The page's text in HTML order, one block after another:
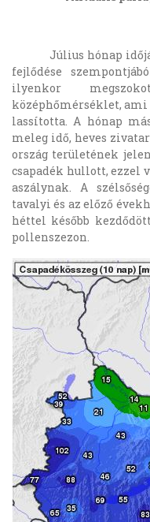
Július hónap
fejlődése
ilyenkor
középhőmérséklet, ami
lassította. A hónap
meleg idő, heves
ország területének
csapadék hullott, ezzel
aszálynak. A
tavalyi és az előző
héttel később
pollenszezon.